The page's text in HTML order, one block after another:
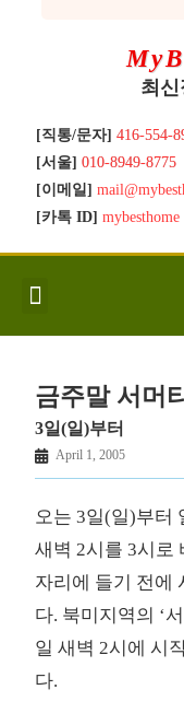
최신
[직통/문자] 416-554-
[서울] 010-8949-8775
[이메일]
[카톡 ID] mybesthome
금주말 서머
3일(일)부터
April 1, 2005
오는 3일(일)부터
새벽 2시를 3시로
자리에 들기 전에
다. 북미지역의 ‘
일 새벽 2시에 시
다.